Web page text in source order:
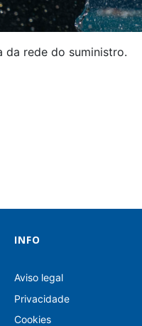
da rede do suministro.
INFO
Aviso legal
Privacidade
Cookies